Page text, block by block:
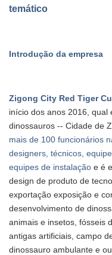
temático
Introdução da empresa
Zigong City Red Tiger
início dos anos 2016 , qual
dinossauros -- Cidade de
mais de 100 funcionários
designers, técnicos,
equipes de instalação e é
design de produto de
exportação exposição e
desenvolvimento de
animais e insetos, fósseis
antigas artificiais, campo
dinossauro ambulante e